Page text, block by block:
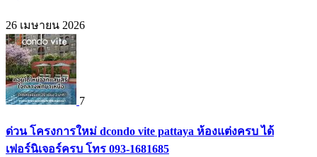
26 เมษายน 2026
7
ด่วน โครงการใหม่ dcondo vite pattaya ห้องแต่งครบ ได้
เฟอร์นิเจอร์ครบ โทร 093-1681685